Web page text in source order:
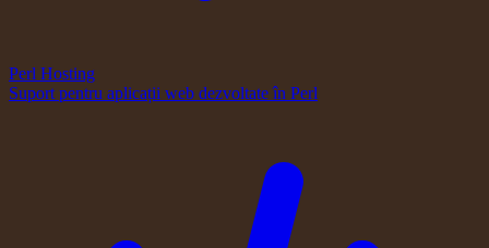
Perl Hosting
Suport pentru aplicații web dezvoltate în Perl